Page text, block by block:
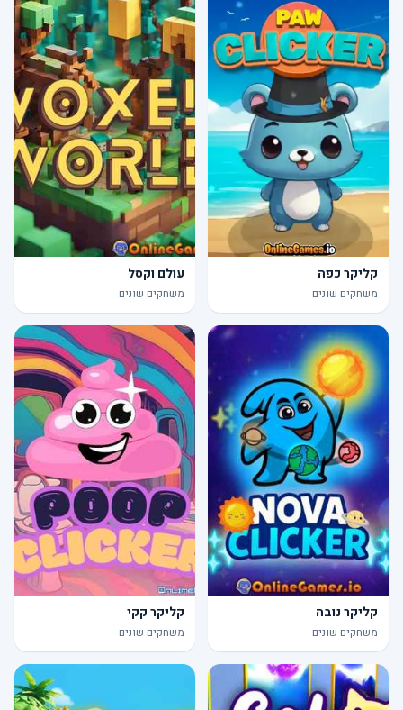
קליקר כפה
משחקים שונים
עולם וקסל
משחקים שונים
קליקר נובה
משחקים שונים
קליקר קקי
משחקים שונים